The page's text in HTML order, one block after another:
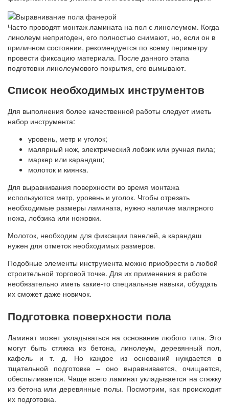
Часто проводят монтаж ламината на пол с линолеумом. Когда
линолеум непригоден, его полностью снимают, но, если он в
приличном состоянии, рекомендуется по всему периметру
провести фиксацию материала. После данного этапа
подготовки линолеумового покрытия, его вымывают.
Список необходимых инструментов
Для выполнения более качественной работы следует иметь
набор инструмента:
уровень, метр и уголок;
малярный нож, электрический лобзик или ручная пила;
маркер или карандаш;
молоток и киянка.
Для выравнивания поверхности во время монтажа
используются метр, уровень и уголок. Чтобы отрезать
необходимые размеры ламината, нужно наличие малярного
ножа, лобзика или ножовки.
Молоток, необходим для фиксации панелей, а карандаш
нужен для отметок необходимых размеров.
Подобные элементы инструмента можно приобрести в любой
строительной торговой точке. Для их применения в работе
необязательно иметь какие-то специальные навыки, обуздать
их сможет даже новичок.
Подготовка поверхности пола
Ламинат может укладываться на основание любого типа. Это
могут быть стяжка из бетона, линолеум, деревянный пол,
кафель и т. д. Но каждое из оснований нуждается в
тщательной подготовке – оно выравнивается, очищается,
обеспыливается. Чаще всего ламинат укладывается на стяжку
из бетона или деревянные полы. Посмотрим, как происходит
их подготовка.